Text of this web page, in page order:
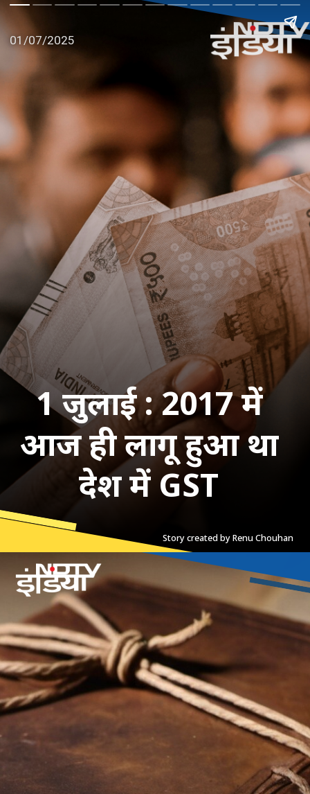
1 जुलाई : 2017 में
आज ही लागू हुआ था
देश में GST
Story created by Renu Chouhan
01/07/2025